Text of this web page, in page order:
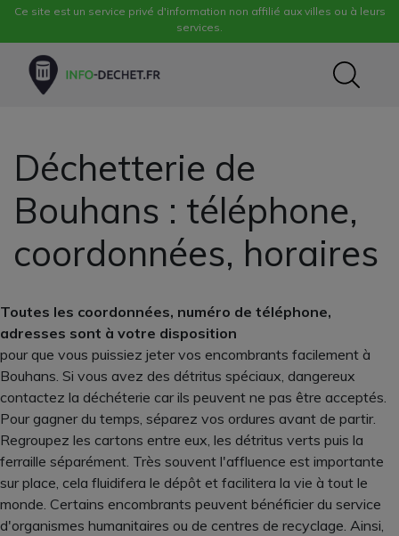
Ce site est un service privé d'information non affilié aux villes ou à leurs
services.
Déchetterie de
Bouhans : téléphone,
coordonnées, horaires
Toutes les coordonnées, numéro de téléphone,
adresses sont à votre disposition
pour que vous puissiez jeter vos encombrants facilement à
Bouhans. Si vous avez des détritus spéciaux, dangereux
contactez la déchéterie car ils peuvent ne pas être acceptés.
Pour gagner du temps, séparez vos ordures avant de partir.
Regroupez les cartons entre eux, les détritus verts puis la
ferraille séparément. Très souvent l'affluence est importante
sur place, cela fluidifera le dépôt et facilitera la vie à tout le
monde. Certains encombrants peuvent bénéficier du service
d'organismes humanitaires ou de centres de recyclage. Ainsi,